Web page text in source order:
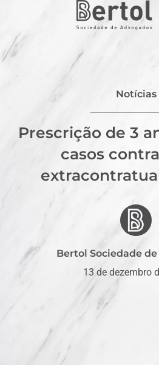
Notícias
Prescrição de 3
casos
Bertol Sociedade
13 de dezembro